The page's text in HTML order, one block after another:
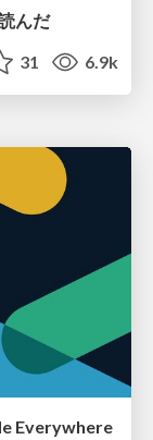
んだ
31 6.9k
Everywhere